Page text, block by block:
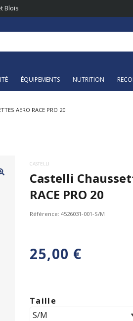
Blois
ÉQUIPEMENTS NUTRITION
AERO RACE PRO 20
CASTELLI
Castelli
RACE PRO 20
Référence: 4526031-001-S/M
25,00 €
Taille